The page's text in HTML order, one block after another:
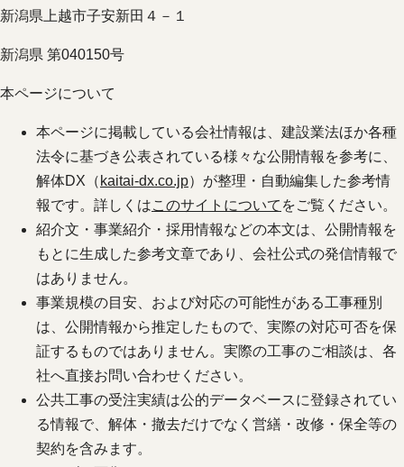
新潟県上越市子安新田４－１
新潟県 第040150号
本ページについて
本ページに掲載している会社情報は、建設業法ほか各種
法令に基づき公表されている様々な公開情報を参考に、
解体DX（ kaitai-dx.co.jp）が整理・自動編集した参考情
報です。詳しくはこのサイトについて をご覧ください。
紹介文・事業紹介・採用情報などの本文は、公開情報を
もとに生成した参考文章であり、会社公式の発信情報で
はありません。
事業規模の目安、および対応の可能性がある工事種別
は、公開情報から推定したもので、実際の対応可否を保
証するものではありません。実際の工事のご相談は、各
社へ直接お問い合わせください。
公共工事の受注実績は公的データベースに登録されてい
る情報で、解体・撤去だけでなく営繕・改修・保全等の
契約を含みます。